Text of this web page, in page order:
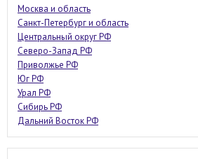
Москва и область
Санкт-Петербург и область
Центральный округ РФ
Северо-Запад РФ
Приволжье РФ
Юг РФ
Урал РФ
Сибирь РФ
Дальний Восток РФ